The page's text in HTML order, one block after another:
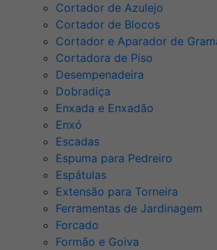
Cortador de Azulejo
Cortador de Blocos
Cortador e Aparador de
Cortadora de Piso
Desempenadeira
Dobradiça
Enxada e Enxadão
Enxó
Escadas
Espuma para Pedreiro
Espátulas
Extensão para Torneira
Ferramentas de Jardinagem
Forcado
Formão e Goiva